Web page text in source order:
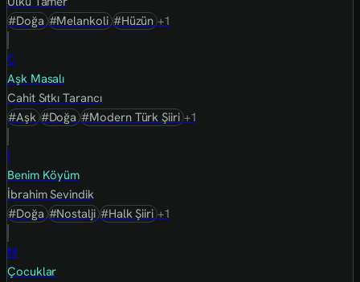
#Doğa#Melankoli#Hüzün+1
C
Aşk Masalı
Cahit Sıtkı Tarancı
#Aşk#Doğa#Modern Türk Şiiri+1
İ
Benim Köyüm
İbrahim Sevindik
#Doğa#Nostalji#Halk Şiiri+1
M
Çocuklar